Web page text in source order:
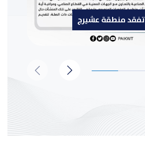
تفقد منطقة عشيرج